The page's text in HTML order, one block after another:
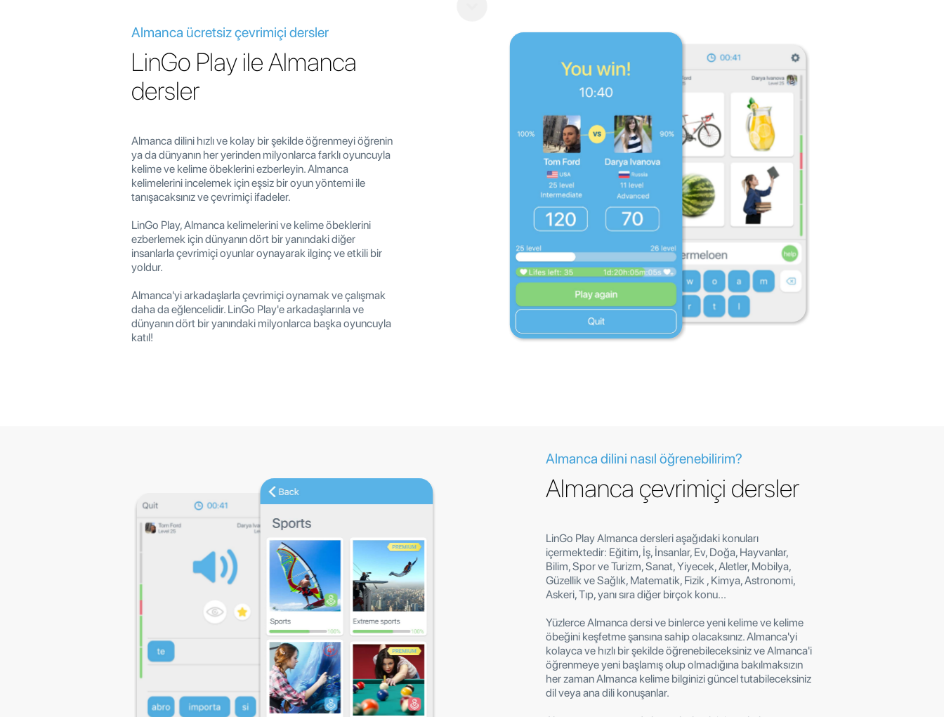
Almanca ücretsiz çevrimiçi dersler
LinGo Play ile Almanca
dersler
Almanca dilini hızlı ve kolay bir şekilde öğrenmeyi öğrenin
ya da dünyanın her yerinden milyonlarca farklı oyuncuyla
kelime ve kelime öbeklerini ezberleyin. Almanca
kelimelerini incelemek için eşsiz bir oyun yöntemi ile
tanışacaksınız ve çevrimiçi ifadeler.
LinGo Play, Almanca kelimelerini ve kelime öbeklerini
ezberlemek için dünyanın dört bir yanındaki diğer
insanlarla çevrimiçi oyunlar oynayarak ilginç ve etkili bir
yoldur.
Almanca'yi arkadaşlarla çevrimiçi oynamak ve çalışmak
daha da eğlencelidir. LinGo Play'e arkadaşlarınla ve
dünyanın dört bir yanındaki milyonlarca başka oyuncuyla
katıl!
Almanca dilini nasıl öğrenebilirim?
Almanca çevrimiçi dersler
LinGo Play Almanca dersleri aşağıdaki konuları
içermektedir: Eğitim, İş, İnsanlar, Ev, Doğa, Hayvanlar,
Bilim, Spor ve Turizm, Sanat, Yiyecek, Aletler, Mobilya,
Güzellik ve Sağlık, Matematik, Fizik , Kimya, Astronomi,
Askeri, Tıp, yanı sıra diğer birçok konu...
Yüzlerce Almanca dersi ve binlerce yeni kelime ve kelime
öbeğini keşfetme şansına sahip olacaksınız. Almanca'yi
kolayca ve hızlı bir şekilde öğrenebileceksiniz ve Almanca'i
öğrenmeye yeni başlamış olup olmadığına bakılmaksızın
her zaman Almanca kelime bilginizi güncel tutabileceksiniz
dil veya ana dili konuşanlar.